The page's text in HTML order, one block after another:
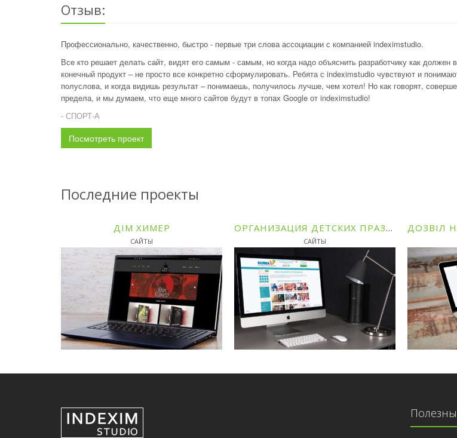
Отзыв:
Профессионально, качественно, быстро - первые три слова ассоциации с компанией indeximstudio.
Все кто решает делать сайт, видят его самым - самым, но когда надо объяснить разработчику как должен
конечный продукт – не просто все конкретно сформулировать. Ребята с indeximstudio чувствуют и
полуслова, и когда видишь результат – понимаешь, получилось лучше, чем хотел! Но как говорят,
предела, и мы думаем, что еще много сайтов будут в топах Google от indeximstudio!
- СПОРТ-А
Посмотреть проект
Последние проекты
ДІМ ХИМЕР
САЙТЫ
ОРГАНИЗАЦИЯ ДЕТСКИХ ПРАЗДНИКОВ В САНКТ-ПЕТЕРБУРГЕ И ОБЛАСТИ
САЙТЫ